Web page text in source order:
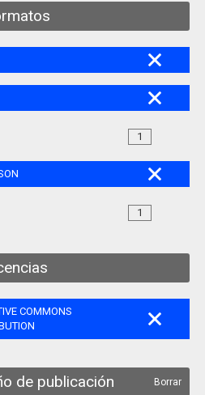
1
1
COMMONS
de publicación Borrar